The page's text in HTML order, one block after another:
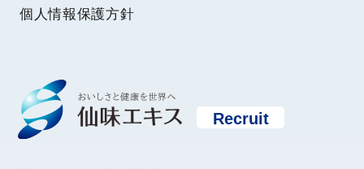
Recruit
個人情報保護方針